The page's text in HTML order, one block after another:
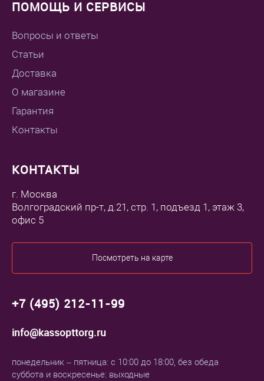
ПОМОЩЬ И СЕРВИСЫ
Вопросы и ответы
Статьи
Доставка
О магазине
Гарантия
Контакты
КОНТАКТЫ
г. Москва
Волгоградский пр-т, д.21, стр. 1, подъезд 1, этаж 3,
офис 5
Посмотреть на карте
+7 (495) 212-11-99
info@kassopttorg.ru
понедельник – пятница: с 10:00 до 18:00, без обеда
суббота и воскресенье: выходные